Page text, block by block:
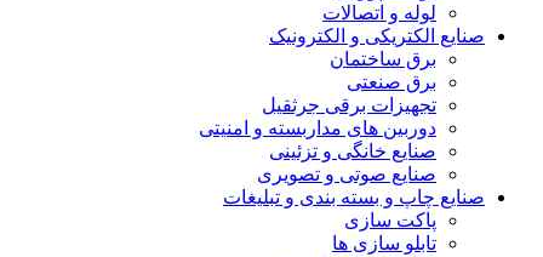
لوله و اتصالات
صنایع الکتریکی و الکترونیک
برق ساختمان
برق صنعتی
تجهیزات برقی جرثقیل
دوربین های مداربسته و امنیتی
صنایع خانگی و تزئینی
صنایع صوتی و تصویری
صنایع چاپ و بسته بندی و تبلیغات
پاکت سازی
تابلو سازی ها